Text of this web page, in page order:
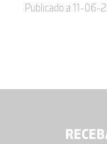
Publicado a 11-06-